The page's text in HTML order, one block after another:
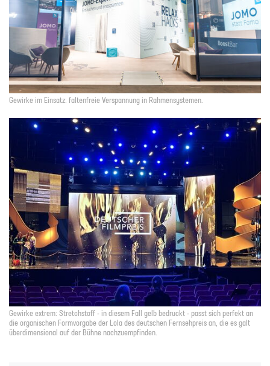
Gewirke im Einsatz: faltenfreie Verspannung in Rahmensystemen.
Gewirke extrem: Stretchstoff - in diesem Fall gelb bedruckt - passt sich perfekt an
die organischen Formvorgabe der Lola des deutschen Fernsehpreis an, die es galt
überdimensional auf der Bühne nachzuempfinden.